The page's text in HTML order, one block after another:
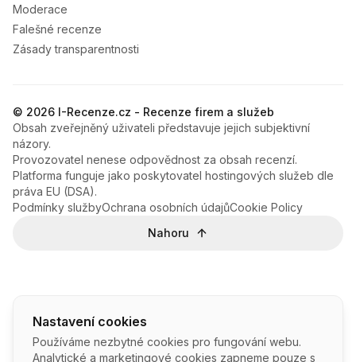
Nastavení cookies
Používáme nezbytné cookies pro fungování webu.
Analytické a marketingové cookies zapneme pouze s
Moderace
Falešné recenze
Zásady transparentnosti
© 2026 I-Recenze.cz - Recenze firem a služeb
Obsah zveřejněný uživateli představuje jejich subjektivní
názory.
Provozovatel nenese odpovědnost za obsah recenzí.
Platforma funguje jako poskytovatel hostingových služeb dle
práva EU (DSA).
Podmínky službyOchrana osobních údajůCookie Policy
Nahoru